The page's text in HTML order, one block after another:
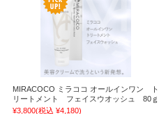
MIRACOCO ミラココ オールインワン ト
リートメント フェイスウオッシュ 80ｇ
¥3,800(税込 ¥4,180)